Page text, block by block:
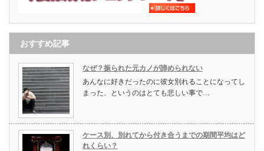
おすすめ記事
なぜ？振られた元カノが諦められない
あんなに好きだったのに彼女別れることになってし
まった、というのはとても悲しい事で…
ケース別、別れてから付き合うまでの期間平均はど
れくらい？